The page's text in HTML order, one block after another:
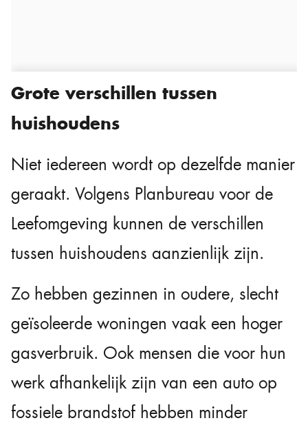
Grote verschillen tussen
huishoudens
Niet iedereen wordt op dezelfde manier
geraakt. Volgens Planbureau voor de
Leefomgeving kunnen de verschillen
tussen huishoudens aanzienlijk zijn.
Zo hebben gezinnen in oudere, slecht
geïsoleerde woningen vaak een hoger
gasverbruik. Ook mensen die voor hun
werk afhankelijk zijn van een auto op
fossiele brandstof hebben minder